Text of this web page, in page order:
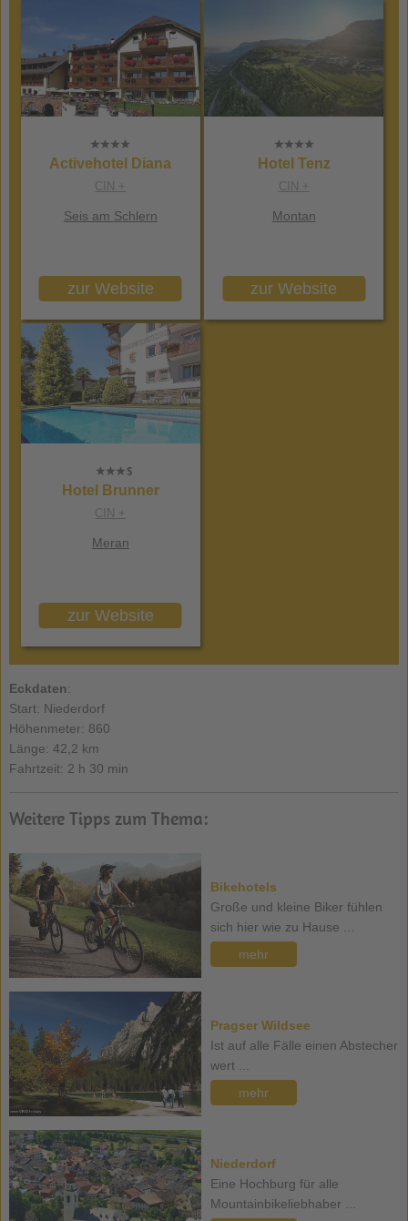
Activehotel Diana
CIN +
Seis am Schlern
zur Website
Hotel Tenz
CIN +
Montan
zur Website
Hotel Brunner
CIN +
Meran
zur Website
Eckdaten:
Start: Niederdorf
Höhenmeter: 860
Länge: 42,2 km
Fahrtzeit: 2 h 30 min
Weitere Tipps zum Thema:
Bikehotels
Große und kleine Biker fühlen
sich hier wie zu Hause ...
mehr
Pragser Wildsee
Ist auf alle Fälle einen Abstecher
wert ...
mehr
Niederdorf
Eine Hochburg für alle
Mountainbikeliebhaber ...